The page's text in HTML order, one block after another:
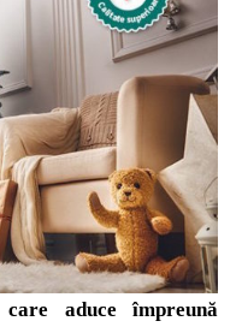
aduce împreună